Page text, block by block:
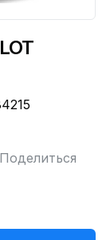
Поделиться